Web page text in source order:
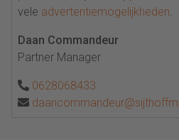
vele advertentiemogelijkheden.
Daan Commandeur
Partner Manager
0628068433